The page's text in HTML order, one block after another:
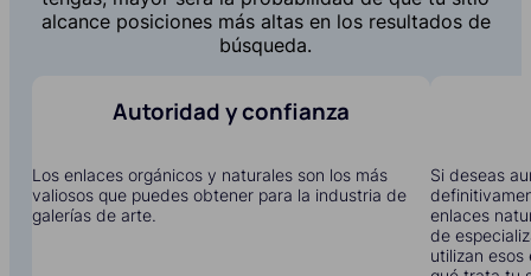
alcance posiciones más altas en los resultados de
búsqueda.
Autoridad y confianza
Los enlaces orgánicos y naturales son los más
valiosos que puedes obtener para la industria de
galerías de arte.
Si deseas
enlaces
de
utilizan